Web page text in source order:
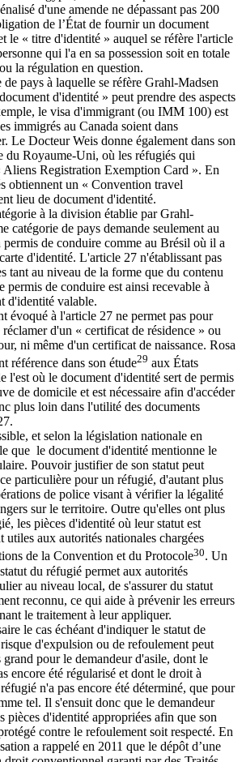
d'une amende ne dépassant pas 200
de l’État de fournir un document
le « titre d'identité » auquel se réfère l'article
qui l'a en sa possession soit en totale
la régulation en question.
pays à laquelle se réfère Grahl-Madsen
d'identité » peut prendre des aspects
le visa d'immigrant (ou IMM 100) est
immigrés au Canada soient dans
Le Docteur Weis donne également dans son
du Royaume-Uni, où les réfugiés qui
Registration Exemption Card ». En
obtiennent un « Convention travel
lieu de document d'identité.
à la division établie par Grahl-
catégorie de pays demande seulement au
permis de conduire comme au Brésil où il a
d'identité. L'article 27 n'établissant pas
tant au niveau de la forme que du contenu
permis de conduire est ainsi recevable à
d'identité valable.
évoqué à l'article 27 ne permet pas pour
d'un « certificat de résidence » ou
ni même d'un certificat de naissance. Rosa
référence dans son étude29 aux États
l'est où le document d'identité sert de permis
de domicile et est nécessaire afin d'accéder
plus loin dans l'utilité des documents
et selon la législation nationale en
que le document d'identité mentionne le
Pouvoir justifier de son statut peut
particulière pour un réfugié, d'autant plus
de police visant à vérifier la légalité
sur le territoire. Outre qu'elles ont plus
les pièces d'identité où leur statut est
utiles aux autorités nationales chargées
de la Convention et du Protocole30. Un
du réfugié permet aux autorités
au niveau local, de s'assurer du statut
reconnu, ce qui aide à prévenir les erreurs
le traitement à leur appliquer.
le cas échéant d'indiquer le statut de
d'expulsion ou de refoulement peut
pour le demandeur d'asile, dont le
encore été régularisé et dont le droit à
n'a pas encore été déterminé, que pour
tel. Il s'ensuit donc que le demandeur
pièces d'identité appropriées afin que son
contre le refoulement soit respecté. En
a rappelé en 2011 que le dépôt d’une